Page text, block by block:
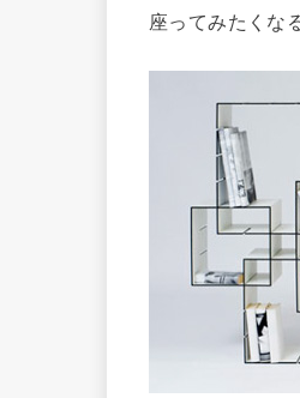
座ってみたくな